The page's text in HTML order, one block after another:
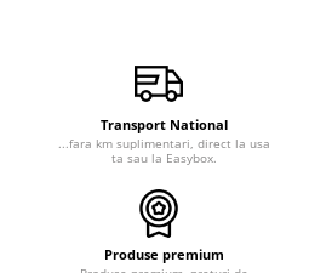
Transport National
...fara km suplimentari, direct la usa
ta sau la Easybox.
Produse premium